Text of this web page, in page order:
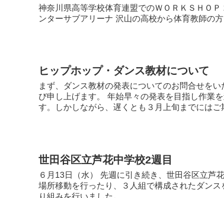
神奈川県高等学校体育連盟でのＷＯＲＫＳＨＯ
ンターサブアリーナ 沢山の高校から体育教師の
ヒップホップ・ダンス教材について
まず、ダンス教材の発表についてのお問合せを
び申し上げます。 年始早々の発表を目指し作業
す。しかしながら、遅くとも３月上旬までにはご
世田谷区立芦花中学校2週目
６月13日（水） 先週に引き続き、世田谷区立芦
場所移動を行ったり、３人組で構成されたダン
り組みを行いました。